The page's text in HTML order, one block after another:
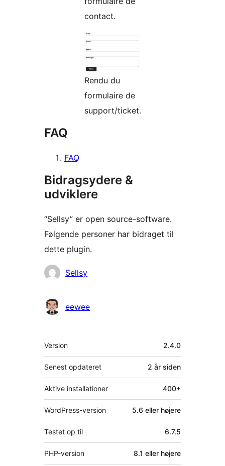
contact.
Rendu du
formulaire de
support/ticket.
FAQ
FAQ
Bidragsydere &
udviklere
“Sellsy” er open source-software.
Følgende personer har bidraget til
dette plugin.
Bidragsydere
Sellsy
eewee
Meta
Version 2.4.0
Senest opdateret 2 år siden
Aktive installationer 400+
WordPress-version 5.6 eller højere
Testet op til 6.7.5
PHP-version 8.1 eller højere